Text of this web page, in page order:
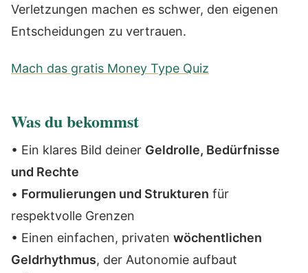
Verletzungen machen es schwer, den eigenen
Entscheidungen zu vertrauen.
Mach das gratis Money Type Quiz
Was du bekommst
• Ein klares Bild deiner Geldrolle, Bedürfnisse
und Rechte
• Formulierungen und Strukturen für
respektvolle Grenzen
• Einen einfachen, privaten wöchentlichen
Geldrhythmus, der Autonomie aufbaut